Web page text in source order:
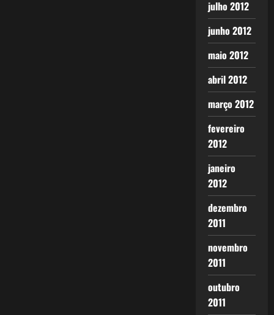
julho 2012
junho 2012
maio 2012
abril 2012
março 2012
fevereiro
2012
janeiro
2012
dezembro
2011
novembro
2011
outubro
2011